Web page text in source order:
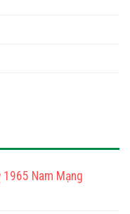
Nam Mạng